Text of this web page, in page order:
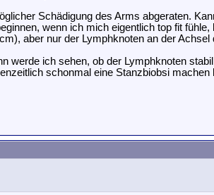
Schädigung des Arms abgeraten.
wenn ich mich eigentlich top fit
aber nur der Lymphknoten an der
werde ich sehen, ob der Lymphknoten
schonmal eine Stanzbiobsi